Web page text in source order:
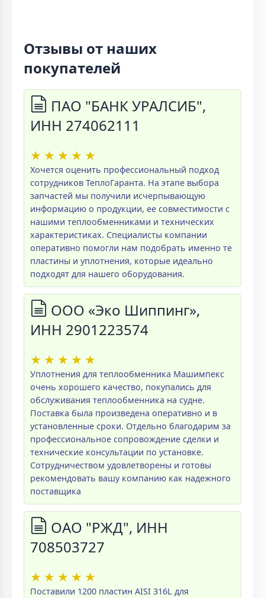
Отзывы от наших
покупателей
ПАО "БАНК УРАЛСИБ",
ИНН 274062111
★ ★ ★ ★ ★
Хочется оценить профессиональный подход
сотрудников ТеплоГаранта. На этапе выбора
запчастей мы получили исчерпывающую
информацию о продукции, ее совместимости с
нашими теплообменниками и технических
характеристиках. Специалисты компании
оперативно помогли нам подобрать именно те
пластины и уплотнения, которые идеально
подходят для нашего оборудования.
ООО «Эко Шиппинг»,
ИНН 2901223574
★ ★ ★ ★ ★
Уплотнения для теплообменника Машимпекс
очень хорошего качество, покупались для
обслуживания теплообменника на судне.
Поставка была произведена оперативно и в
установленные сроки. Отдельно благодарим за
профессиональное сопровождение сделки и
технические консультации по установке.
Сотрудничеством удовлетворены и готовы
рекомендовать вашу компанию как надежного
поставщика
ОАО "РЖД", ИНН
708503727
★ ★ ★ ★ ★
Поставили 1200 пластин AISI 316L для